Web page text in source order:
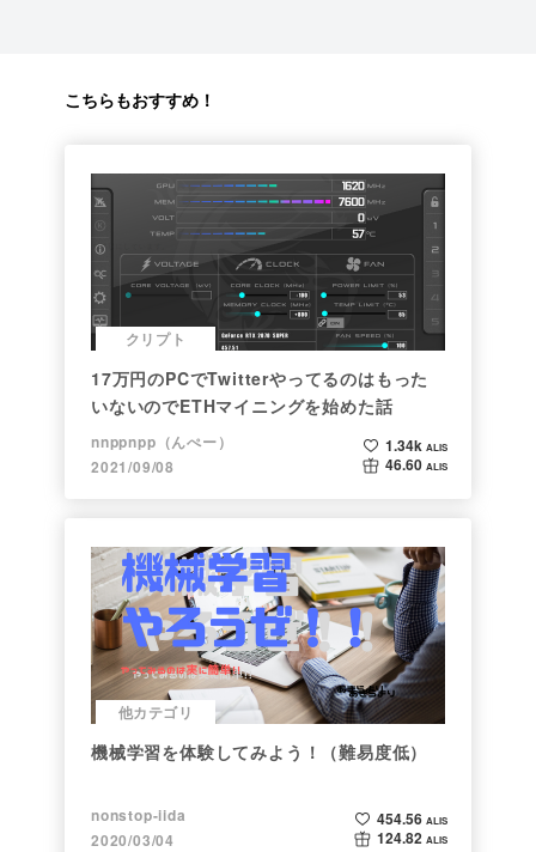
こちらもおすすめ！
クリプト
17万円のPCでTwitterやってるのはもった
いないのでETHマイニングを始めた話
nnppnpp（んぺー）
2021/09/08
1.34k ALIS
46.60 ALIS
他カテゴリ
機械学習を体験してみよう！（難易度低）
nonstop-iida
2020/03/04
454.56 ALIS
124.82 ALIS